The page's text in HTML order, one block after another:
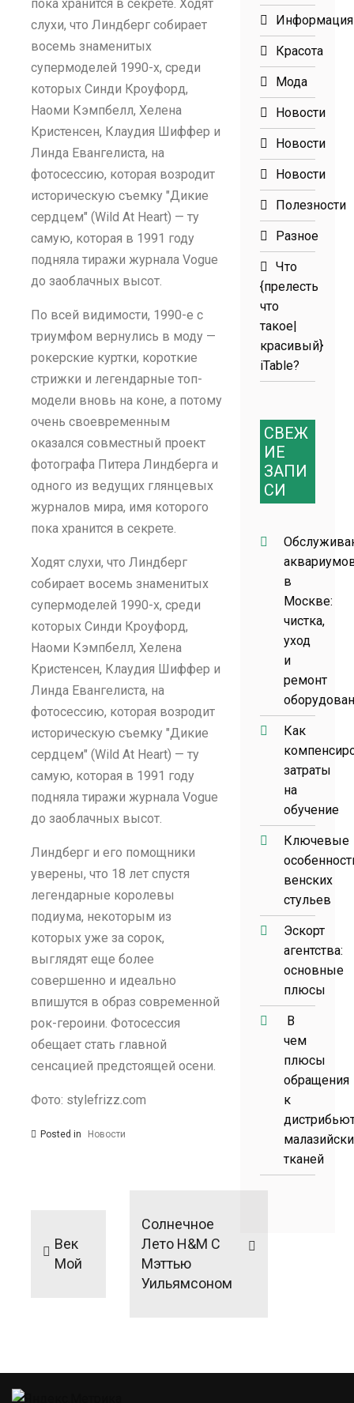
пока хранится в секрете. Ходят
слухи, что Линдберг собирает
восемь знаменитых
супермоделей 1990-х, среди
которых Синди Кроуфорд,
Наоми Кэмпбелл, Хелена
Кристенсен, Клаудия Шиффер и
Линда Евангелиста, на
фотосессию, которая возродит
историческую съемку "Дикие
сердцем" (Wild At Heart) — ту
самую, которая в 1991 году
подняла тиражи журнала Vogue
до заоблачных высот.
По всей видимости, 1990-е с
триумфом вернулись в моду —
рокерские куртки, короткие
стрижки и легендарные топ-
модели вновь на коне, а потому
очень своевременным
оказался совместный проект
фотографа Питера Линдберга и
одного из ведущих глянцевых
журналов мира, имя которого
пока хранится в секрете.
Ходят слухи, что Линдберг
собирает восемь знаменитых
супермоделей 1990-х, среди
которых Синди Кроуфорд,
Наоми Кэмпбелл, Хелена
Кристенсен, Клаудия Шиффер и
Линда Евангелиста, на
фотосессию, которая возродит
историческую съемку "Дикие
сердцем" (Wild At Heart) — ту
самую, которая в 1991 году
подняла тиражи журнала Vogue
до заоблачных высот.
Линдберг и его помощники
уверены, что 18 лет спустя
легендарные королевы
подиума, некоторым из
которых уже за сорок,
выглядят еще более
совершенно и идеально
впишутся в образ современной
рок-героини. Фотосессия
обещает стать главной
сенсацией предстоящей осени.
Фото: stylefrizz.com
Posted in Новости
записям
Век
Мой
Солнечное
Лето H&M С
Мэттью
Уильямсоном
Информация
Красота
Мода
Новости
Новости
Новости
Полезности
Разное
Что
{прелесть
что
такое|
красивый}
iTable?
СВЕЖ
ИЕ
ЗАПИ
СИ
в
Москве:
чистка,
уход
и
ремонт
Как
затраты
на
обучение
Ключевые
венских
стульев
Эскорт
агентства:
основные
плюсы
В
чем
плюсы
обращения
к
тканей